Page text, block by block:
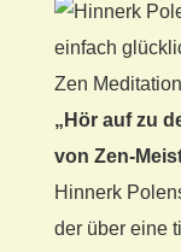
„Hör auf zu
von Zen-
Hinnerk
der über eine